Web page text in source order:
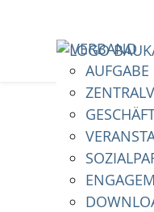
VERBAND
AUFGABE